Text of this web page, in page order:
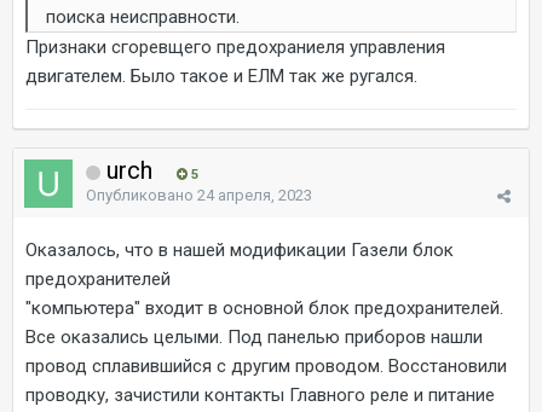
поиска неисправности.
Признаки сгоревщего предохраниеля управления
двигателем. Было такое и ЕЛМ так же ругался.
urch 5
Опубликовано 24 апреля, 2023
Оказалось, что в нашей модификации Газели блок
предохранителей
"компьютера" входит в основной блок предохранителей.
Все оказались целыми. Под панелью приборов нашли
провод сплавившийся с другим проводом. Восстановили
проводку, зачистили контакты Главного реле и питание